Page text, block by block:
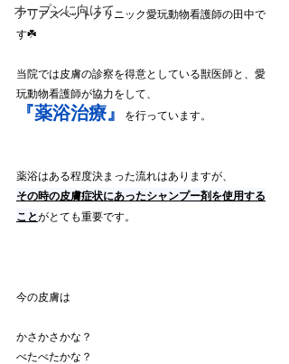
オープンに向けて
アリアスペットクリニック愛玩動物看護師の田中で
す☘️
当院では皮膚の診察を得意としている獣医師と、愛
玩動物看護師が協力をして、
『薬浴治療』 を行っています。
薬浴はある程度決まった流れはありますが、
その時の皮膚症状にあったシャンプー剤を使用する
ことがとても重要です。
今の皮膚は
かさかさかな？
べたべたかな？